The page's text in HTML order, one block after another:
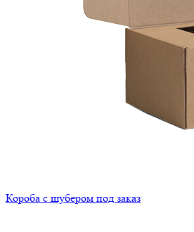
Короба с шубером под заказ